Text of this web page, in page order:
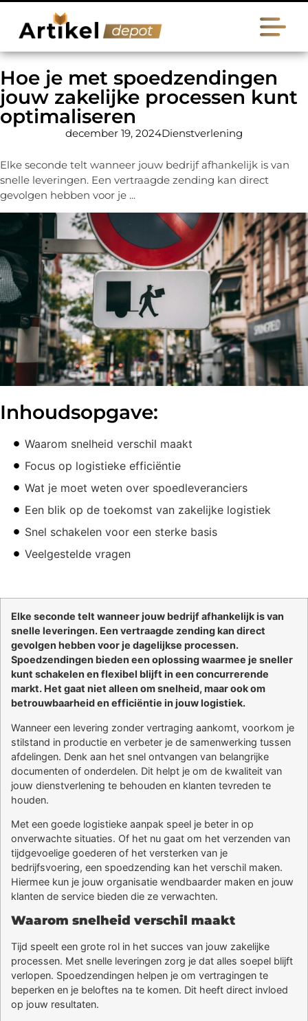
Hoe je met spoedzendingen
jouw zakelijke processen kunt
optimaliseren
december 19, 2024Dienstverlening
Elke seconde telt wanneer jouw bedrijf afhankelijk is van
snelle leveringen. Een vertraagde zending kan direct
gevolgen hebben voor je ...
Inhoudsopgave:
Waarom snelheid verschil maakt
Focus op logistieke efficiëntie
Wat je moet weten over spoedleveranciers
Een blik op de toekomst van zakelijke logistiek
Snel schakelen voor een sterke basis
Veelgestelde vragen
Elke seconde telt wanneer jouw bedrijf afhankelijk is van
snelle leveringen. Een vertraagde zending kan direct
gevolgen hebben voor je dagelijkse processen.
Spoedzendingen bieden een oplossing waarmee je sneller
kunt schakelen en flexibel blijft in een concurrerende
markt. Het gaat niet alleen om snelheid, maar ook om
betrouwbaarheid en efficiëntie in jouw logistiek.
Wanneer een levering zonder vertraging aankomt, voorkom je
stilstand in productie en verbeter je de samenwerking tussen
afdelingen. Denk aan het snel ontvangen van belangrijke
documenten of onderdelen. Dit helpt je om de kwaliteit van
jouw dienstverlening te behouden en klanten tevreden te
houden.
Met een goede logistieke aanpak speel je beter in op
onverwachte situaties. Of het nu gaat om het verzenden van
tijdgevoelige goederen of het versterken van je
bedrijfsvoering, een spoedzending kan het verschil maken.
Hiermee kun je jouw organisatie wendbaarder maken en jouw
klanten de service bieden die ze verwachten.
Waarom snelheid verschil maakt
Tijd speelt een grote rol in het succes van jouw zakelijke
processen. Met snelle leveringen zorg je dat alles soepel blijft
verlopen. Spoedzendingen helpen je om vertragingen te
beperken en je beloftes na te komen. Dit heeft direct invloed
op jouw resultaten.